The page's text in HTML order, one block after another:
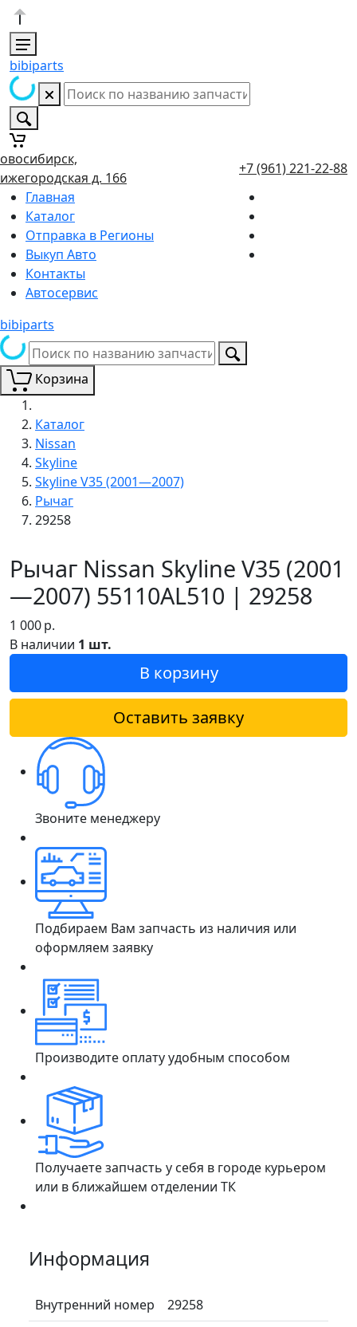
bibiparts
д. 166
+7 (961) 221-22-88
Главная
Каталог
Отправка в Регионы
Выкуп Авто
Контакты
Автосервис
bibiparts
Корзина
Каталог
Nissan
Skyline
Skyline V35 (2001—2007)
Рычаг
29258
Рычаг Nissan Skyline V35 (2001
—2007) 55110AL510 | 29258
1 000р.
В наличии 1 шт.
В корзину
Оставить заявку
Звоните менеджеру
Подбираем Вам запчасть из наличия или
оформляем заявку
Производите оплату удобным способом
Получаете запчасть у себя в городе курьером
или в ближайшем отделении ТК
Информация
Внутренний номер
29258